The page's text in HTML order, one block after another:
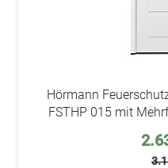
Hörmann
FSTHP 015 mit